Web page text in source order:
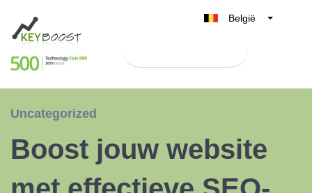
België
Nederland
España
Uncategorized
Boost jouw website